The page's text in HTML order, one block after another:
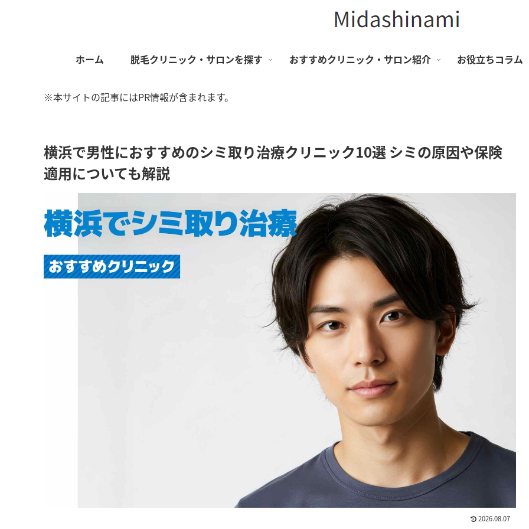
ホーム 脱毛クリニック・サロンを探す おすすめクリニック・サロン紹介 お役立ちコラム
※本サイトの記事にはPR情報が含まれます。
横浜で男性におすすめのシミ取り治療クリニック10選 シミの原因や保険
適用についても解説
2026.08.07